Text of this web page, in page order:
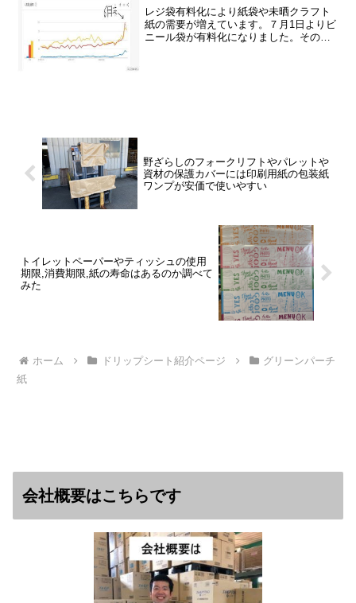
い
レジ袋有料化により紙袋や未晒クラフト
紙の需要が増えています。７月1日よりビ
ニール袋が有料化になりました。その前
野ざらしのフォークリフトやパレットや
資材の保護カバーには印刷用紙の包装紙
ワンプが安価で使いやすい
トイレットペーパーやティッシュの使用
期限,消費期限,紙の寿命はあるのか調べて
みた
ホーム ドリップシート紹介ページ
グリーンパーチ
紙
会社概要はこちらです